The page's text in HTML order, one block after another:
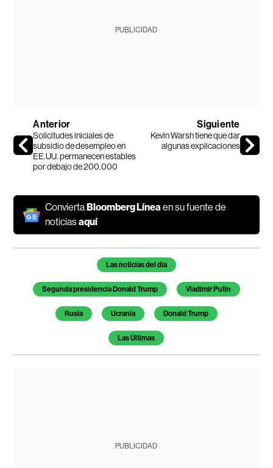
PUBLICIDAD
Anterior
Solicitudes iniciales de
subsidio de desempleo en
EE.UU. permanecen estables
por debajo de 200.000
Siguiente
Kevin Warsh tiene que dar
algunas explicaciones
Convierta Bloomberg Líneaen su fuente de
noticiasaquí
Temas de este artículoLas noticias del día
Segunda presidencia Donald Trump Vladimir Putin
Rusia Ucrania Donald Trump
Las Últimas
PUBLICIDAD